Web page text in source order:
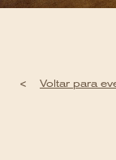
< Voltar para